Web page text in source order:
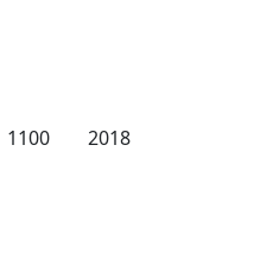
1100 2018